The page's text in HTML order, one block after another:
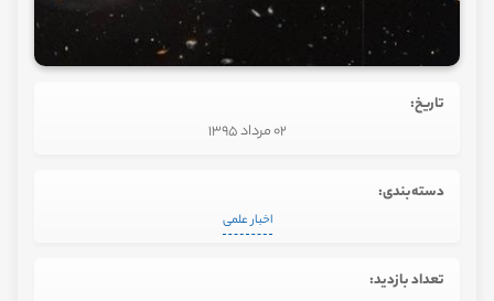
تاریخ:
02 مرداد 1395
دسته‌بندی:
اخبار علمی
تعداد بازدید: